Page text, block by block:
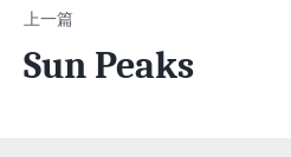
Sun Peaks